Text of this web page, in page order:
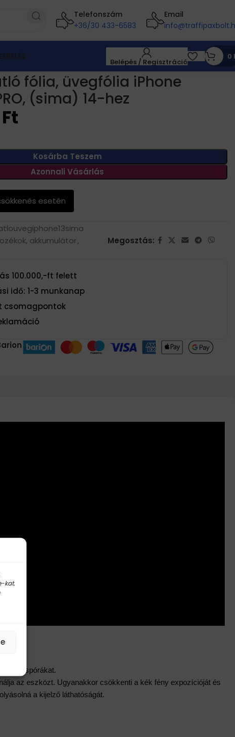
kat.
Telefonszám
+36/30 433-6583
Email
Belépés / Regisztráció
0
fólia, üvegfólia iPhone
(sima) 14-hez
Ft
Kosárba Teszem
Azonnali Vásárlás
esetén
akkumulátor,
Megosztás:
100.000,-ft felett
idő: 1-3 munkanap
csomagpontok
az eszközt. Ugyanakkor csökkenti a kék fény expozícióját és
a kijelző láthatóságát.